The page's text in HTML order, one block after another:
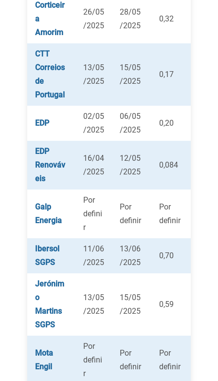
Corticeir
a
Amorim
26/05
/2025
28/05
/2025
0,32
CTT
Correios
de
Portugal
13/05
/2025
15/05
/2025
0,17
EDP
02/05
/2025
06/05
/2025
0,20
EDP
Renováv
eis
16/04
/2025
12/05
/2025
0,084
Galp
Energia
Por
defini
r
Por
definir
Por
definir
Ibersol
SGPS
11/06
/2025
13/06
/2025
0,70
Jerónim
o
Martins
SGPS
13/05
/2025
15/05
/2025
0,59
Mota
Engil
Por
defini
r
Por
definir
Por
definir